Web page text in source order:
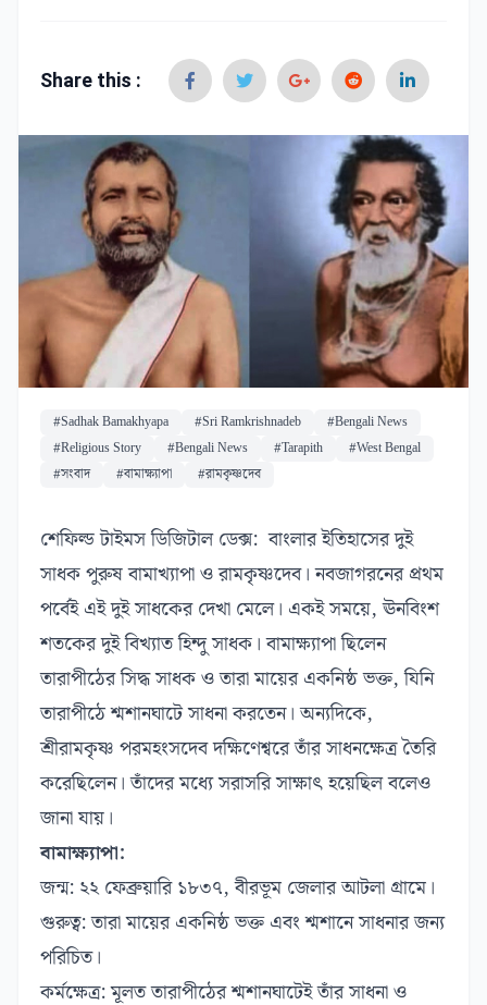
Share this :
#Sadhak Bamakhyapa #Sri Ramkrishnadeb
#Bengali News
#Religious Story
#Bengali News #Tarapith
#West Bengal
#সংবাদ
#বামাক্ষ্যাপা #রামকৃষ্ণদেব
শেফিল্ড টাইমস ডিজিটাল ডেক্স: বাংলার ইতিহাসের দুই
সাধক পুরুষ বামাখ্যাপা ও রামকৃষ্ণদেব। নবজাগরনের প্রথম
পর্বেই এই দুই সাধকের দেখা মেলে। একই সময়ে, ঊনবিংশ
শতকের দুই বিখ্যাত হিন্দু সাধক। বামাক্ষ্যাপা ছিলেন
তারাপীঠের সিদ্ধ সাধক ও তারা মায়ের একনিষ্ঠ ভক্ত, যিনি
তারাপীঠে শ্মশানঘাটে সাধনা করতেন। অন্যদিকে,
শ্রীরামকৃষ্ণ পরমহংসদেব দক্ষিণেশ্বরে তাঁর সাধনক্ষেত্র তৈরি
করেছিলেন। তাঁদের মধ্যে সরাসরি সাক্ষাৎ হয়েছিল বলেও
জানা যায়।
বামাক্ষ্যাপা:
জন্ম: ২২ ফেব্রুয়ারি ১৮৩৭, বীরভূম জেলার আটলা গ্রামে।
গুরুত্ব: তারা মায়ের একনিষ্ঠ ভক্ত এবং শ্মশানে সাধনার জন্য
পরিচিত।
কর্মক্ষেত্র: মূলত তারাপীঠের শ্মশানঘাটেই তাঁর সাধনা ও